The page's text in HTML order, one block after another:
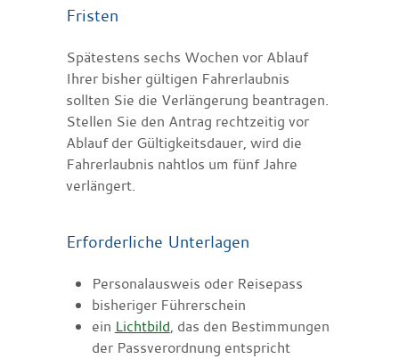
Fristen
Spätestens sechs Wochen vor Ablauf
Ihrer bisher gültigen Fahrerlaubnis
sollten Sie die Verlängerung beantragen.
Stellen Sie den Antrag rechtzeitig vor
Ablauf der Gültigkeitsdauer, wird die
Fahrerlaubnis nahtlos um fünf Jahre
verlängert.
Erforderliche Unterlagen
Personalausweis oder Reisepass
bisheriger Führerschein
ein Lichtbild, das den Bestimmungen
der Passverordnung entspricht